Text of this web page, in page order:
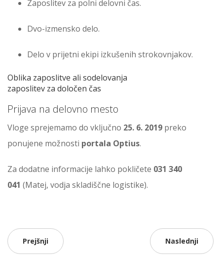
Zaposlitev za polni delovni čas.
Dvo-izmensko delo.
Delo v prijetni ekipi izkušenih strokovnjakov.
Oblika zaposlitve ali sodelovanja
zaposlitev za določen čas
Prijava na delovno mesto
Vloge sprejemamo do vključno 25. 6. 2019 preko
ponujene možnosti portala Optius.
Za dodatne informacije lahko pokličete 031 340
041 (Matej, vodja skladiščne logistike).
Prejšnji Naslednji